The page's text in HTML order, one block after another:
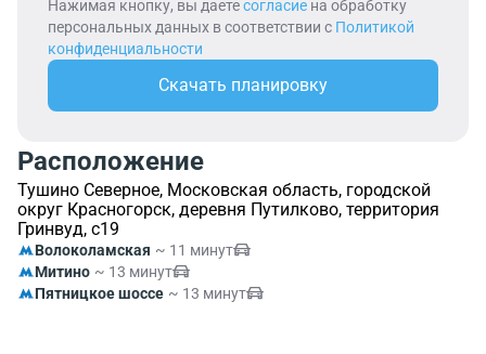
Нажимая кнопку, вы даетесогласие на обработку
персональных данных в соответствии с Политикой
конфиденциальности
Скачать планировку
Расположение
Тушино Северное, Московская область, городской
округ Красногорск, деревня Путилково, территория
Гринвуд, с19
Волоколамская ~ 11 минут
Митино ~ 13 минут
Пятницкое шоссе ~ 13 минут